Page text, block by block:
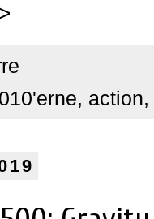
, action,